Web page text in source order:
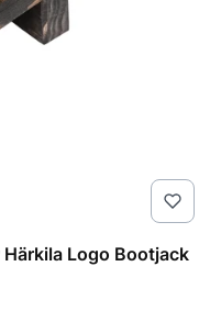
Logo Bootjack